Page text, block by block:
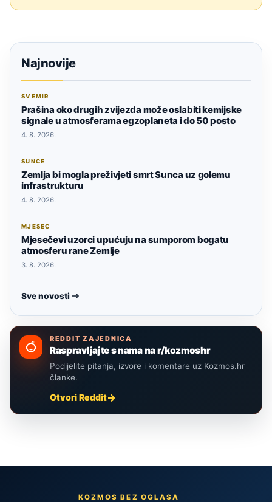
Najnovije
SVEMIR
Prašina oko drugih zvijezda može oslabiti kemijske
signale u atmosferama egzoplaneta i do 50 posto
4. 8. 2026.
SUNCE
Zemlja bi mogla preživjeti smrt Sunca uz golemu
infrastrukturu
4. 8. 2026.
MJESEC
Mjesečevi uzorci upućuju na sumporom bogatu
atmosferu rane Zemlje
3. 8. 2026.
Sve novosti
REDDIT ZAJEDNICA
Raspravljajte s nama na r/kozmoshr
Podijelite pitanja, izvore i komentare uz Kozmos.hr
članke.
Otvori Reddit
KOZMOS BEZ OGLASA